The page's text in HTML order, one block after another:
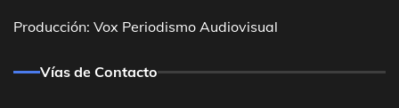
Producción: Vox Periodismo Audiovisual
Vías de Contacto